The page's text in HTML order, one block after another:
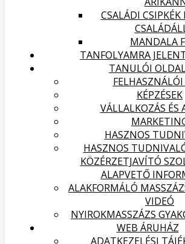
CSALÁDI CSIPKÉK
MANDALA
TANFOLYAMRA
TANULÓI
KÉPZÉSEK
VÁLLALKOZÁS ÉS
HASZNOS
HASZNOS
KÖZÉRZETJAVÍTÓ
ALAPVETŐ
ALAKFORMÁLÓ
VIDEÓ
NYIROKMASSZÁZS
WEB ÁRUHÁZ
ADATKEZELÉSI